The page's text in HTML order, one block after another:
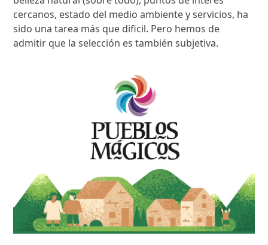
cercanos, estado del medio ambiente y servicios, ha
sido una tarea más que dificil. Pero hemos de
admitir que la selección es también subjetiva.